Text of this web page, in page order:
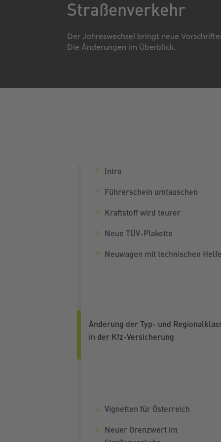
Straßenverkehr
Der Jahreswechsel bringt neue
Die Änderungen im Überblick.
Intro
Führerschein umtauschen
Kraftstoff wird teurer
Neue TÜV-Plakette
Neuwagen mit technischen
Änderung der Typ- und
in der Kfz-Versicherung
Vignetten für Österreich
Neuer Grenzwert im